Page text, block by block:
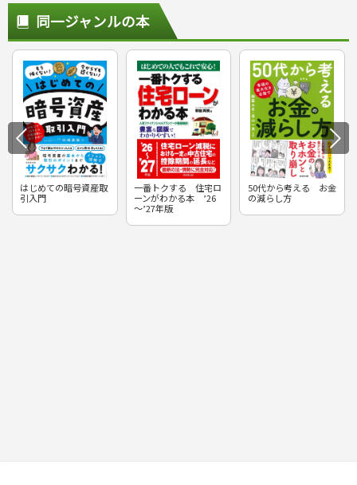
同一ジャンルの本
はじめての暗号資産取
引入門
一番トクする 住宅ロ
ーンがわかる本 ’26
～’27年版
50代から考える お金
の減らし方